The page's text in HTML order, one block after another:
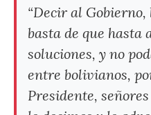
“Decir al
basta de que hasta
soluciones, y no
entre bolivianos,
Presidente,